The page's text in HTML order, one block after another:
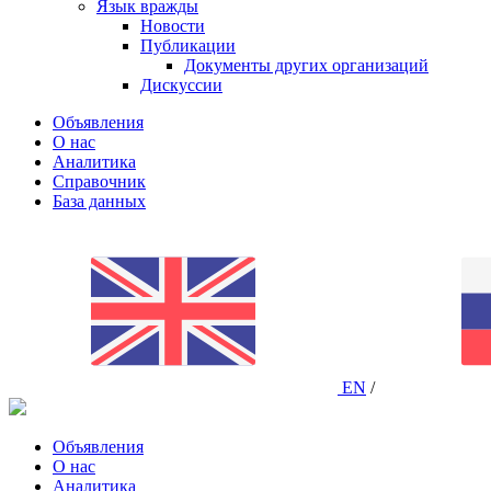
Язык вражды
Новости
Публикации
Документы других организаций
Дискуссии
Объявления
О нас
Аналитика
Справочник
База данных
EN /
Объявления
О нас
Аналитика